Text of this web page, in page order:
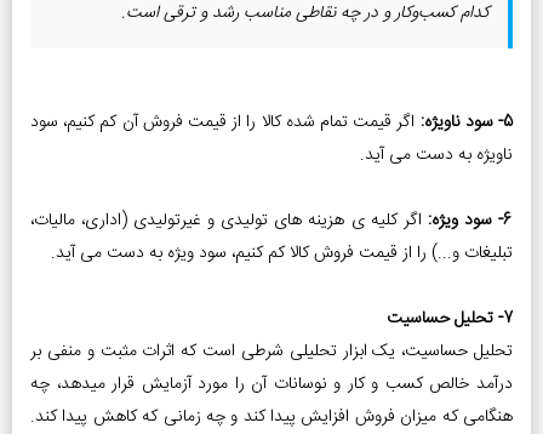
کدام کسب‌وکار و در چه نقاطی مناسب رشد و ترقی است.
5- سود ناویژه:
اگر قیمت تمام شده کالا را از قیمت فروش آن کم کنیم، سود
ناویژه به دست می ­آید.
6- سود ویژه:
اگر کلیه ­ی هزینه ­های تولیدی و غیرتولیدی (اداری، مالیات،
تبلیغات و...) را از قیمت فروش کالا کم کنیم، سود ویژه به دست می ­آید.
7- تحلیل حساسیت
تحلیل حساسیت، یک ابزار تحلیلی شرطی است که اثرات مثبت و منفی بر
درآمد خالص کسب و کار و نوسانات آن را مورد آزمایش قرار می­دهد، چه
هنگامی که میزان فروش افزایش پیدا کند و چه زمانی که کاهش پیدا کند.